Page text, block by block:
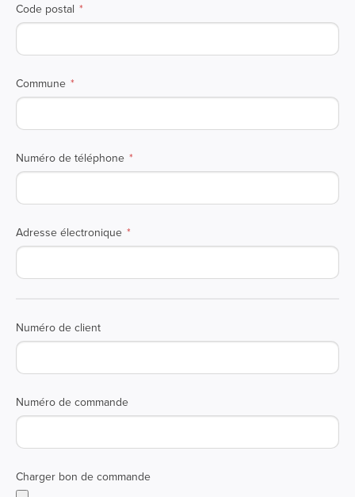
Code postal
Commune
Numéro de téléphone
Adresse électronique
Numéro de client
Numéro de commande
Charger bon de commande